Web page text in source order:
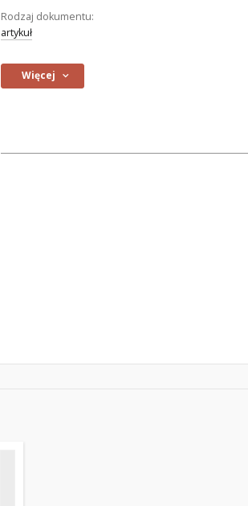
Rodzaj dokumentu:
artykuł
Więcej